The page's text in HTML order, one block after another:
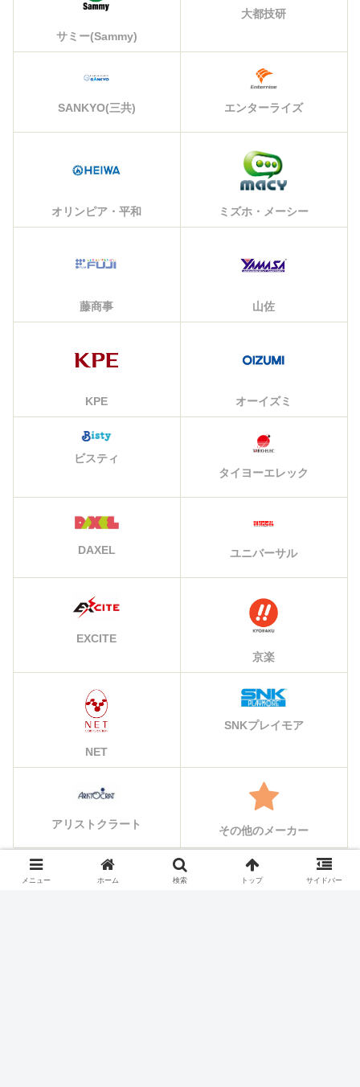
サミー(Sammy)
大都技研
SANKYO(三共) エンターライズ
オリンピア・平和 ミズホ・メーシー
藤商事 山佐
KPE オーイズミ
ビスティ
タイヨーエレック
DAXEL ユニバーサル
EXCITE
京楽
NET
SNKプレイモア
アリストクラート その他のメーカー
メニュー ホーム 検索 トップ サイドバー